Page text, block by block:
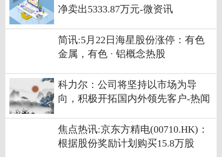
净卖出5333.87万元-微资讯
简讯:5月22日海星股份涨停：有色
金属，有色 · 铝概念热股
科力尔：公司将坚持以市场为导
向，积极开拓国内外领先客户-热闻
焦点热讯:京东方精电(00710.HK)：
根据股份奖励计划购买15.8万股